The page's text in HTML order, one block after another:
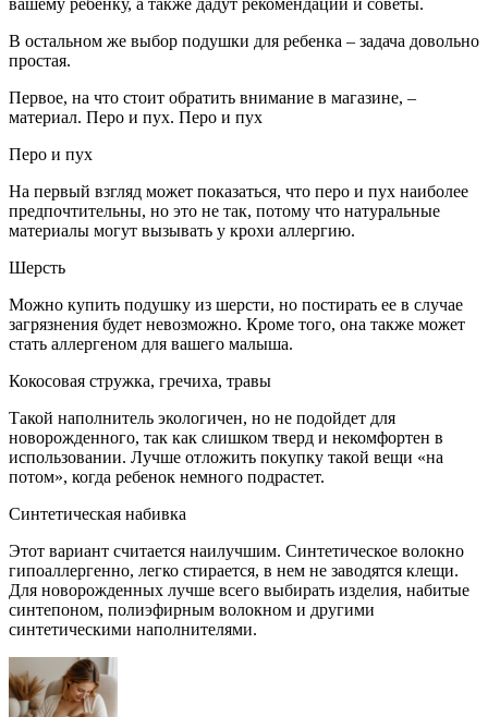
вашему ребенку, а также дадут рекомендации и советы.
В остальном же выбор подушки для ребенка – задача довольно
простая.
Первое, на что стоит обратить внимание в магазине, –
материал. Перо и пух. Перо и пух
Перо и пух
На первый взгляд может показаться, что перо и пух наиболее
предпочтительны, но это не так, потому что натуральные
материалы могут вызывать у крохи аллергию.
Шерсть
Можно купить подушку из шерсти, но постирать ее в случае
загрязнения будет невозможно. Кроме того, она также может
стать аллергеном для вашего малыша.
Кокосовая стружка, гречиха, травы
Такой наполнитель экологичен, но не подойдет для
новорожденного, так как слишком тверд и некомфортен в
использовании. Лучше отложить покупку такой вещи «на
потом», когда ребенок немного подрастет.
Синтетическая набивка
Этот вариант считается наилучшим. Синтетическое волокно
гипоаллергенно, легко стирается, в нем не заводятся клещи.
Для новорожденных лучше всего выбирать изделия, набитые
синтепоном, полиэфирным волокном и другими
синтетическими наполнителями.